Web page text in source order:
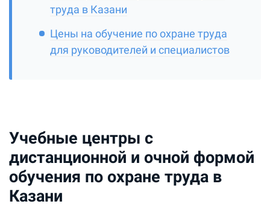
труда в Казани
Цены на обучение по охране труда
для руководителей и специалистов
Учебные центры с
дистанционной и очной формой
обучения по охране труда в
Казани